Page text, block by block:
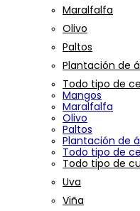
Maralfalfa
Olivo
Paltos
Plantación de
Todo tipo de
Mangos
Maralfalfa
Olivo
Paltos
Plantación de
Todo tipo de
Todo tipo de
Uva
Viña